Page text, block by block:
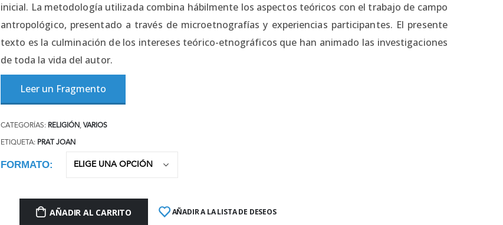
inicial. La metodología utilizada combina hábilmente los aspectos teóricos con el trabajo de campo
antropológico, presentado a través de microetnografías y experiencias participantes. El presente
texto es la culminación de los intereses teórico-etnográficos que han animado las investigaciones
de toda la vida del autor.
Leer un Fragmento
CATEGORÍAS: RELIGIÓN, VARIOS
ETIQUETA: PRAT JOAN
FORMATO
AÑADIR AL CARRITO AÑADIR A LA LISTA DE DESEOS